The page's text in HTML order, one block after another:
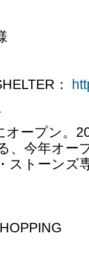
：
オープン。
、今年オー
ストーンズ